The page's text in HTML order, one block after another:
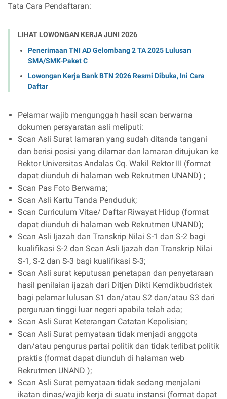
Tata Cara Pendaftaran:
LIHAT LOWONGAN KERJA JUNI 2026
Penerimaan TNI AD Gelombang 2 TA 2025 Lulusan
SMA/SMK-Paket C
Lowongan Kerja Bank BTN 2026 Resmi Dibuka, Ini Cara
Daftar
Pelamar wajib mengunggah hasil scan berwarna
dokumen persyaratan asli meliputi:
Scan Asli Surat lamaran yang sudah ditanda tangani
dan berisi posisi yang dilamar dan lamaran ditujukan ke
Rektor Universitas Andalas Cq. Wakil Rektor III (format
dapat diunduh di halaman web Rekrutmen UNAND) ;
Scan Pas Foto Berwarna;
Scan Asli Kartu Tanda Penduduk;
Scan Curriculum Vitae/ Daftar Riwayat Hidup (format
dapat diunduh di halaman web Rekrutmen UNAND);
Scan Asli Ijazah dan Transkrip Nilai S-1 dan S-2 bagi
kualifikasi S-2 dan Scan Asli Ijazah dan Transkrip Nilai
S-1, S-2 dan S-3 bagi kualifikasi S-3;
Scan Asli surat keputusan penetapan dan penyetaraan
hasil penilaian ijazah dari Ditjen Dikti Kemdikbudristek
bagi pelamar lulusan S1 dan/atau S2 dan/atau S3 dari
perguruan tinggi luar negeri apabila telah ada;
Scan Asli Surat Keterangan Catatan Kepolisian;
Scan Asli Surat pernyataan tidak menjadi anggota
dan/atau pengurus partai politik dan tidak terlibat politik
praktis (format dapat diunduh di halaman web
Rekrutmen UNAND );
Scan Asli Surat pernyataan tidak sedang menjalani
ikatan dinas/wajib kerja di suatu instansi (format dapat